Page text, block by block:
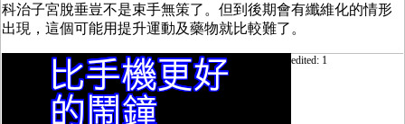
科治子宮脫垂豈不是束手無策了。但到後期會有纖維化的情形
出現，這個可能用提升運動及藥物就比較難了。
edited: 1